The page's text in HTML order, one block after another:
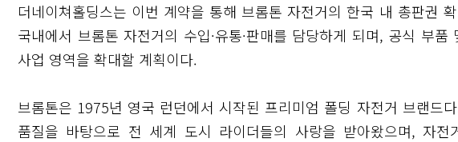
더네이쳐홀딩스는 이번 계약을 통해 브롬톤 자전거의 한국 내 총판권
국내에서 브롬톤 자전거의 수입·유통·판매를 담당하게 되며, 공식 부
사업 영역을 확대할 계획이다.
브롬톤은 1975년 영국 런던에서 시작된 프리미엄 폴딩 자전거 브랜드
품질을 바탕으로 전 세계 도시 라이더들의 사랑을 받아왔으며, 자전